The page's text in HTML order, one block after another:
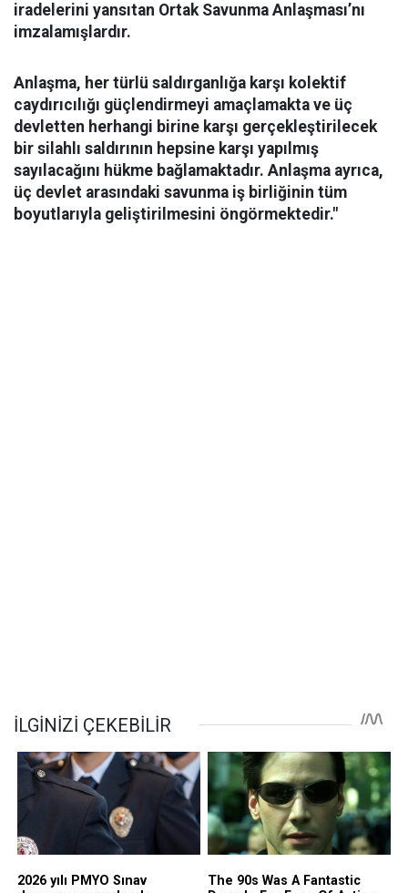
iradelerini yansıtan Ortak Savunma Anlaşması’nı
imzalamışlardır.
Anlaşma, her türlü saldırganlığa karşı kolektif
caydırıcılığı güçlendirmeyi amaçlamakta ve üç
devletten herhangi birine karşı gerçekleştirilecek
bir silahlı saldırının hepsine karşı yapılmış
sayılacağını hükme bağlamaktadır. Anlaşma ayrıca,
üç devlet arasındaki savunma iş birliğinin tüm
boyutlarıyla geliştirilmesini öngörmektedir."